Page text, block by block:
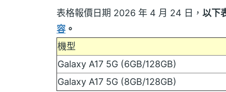
表格報價日期 2026 年 4 月 24 日， 以下
容 。
機型
Galaxy A17 5G (6GB/128GB)
Galaxy A17 5G (8GB/128GB)